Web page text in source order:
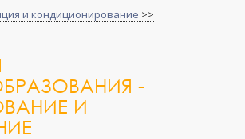
и кондиционирование >>
-
И